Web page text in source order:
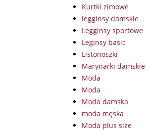
Kurtki zimowe
legginsy damskie
Legginsy sportowe
Leginsy basic
Listonoszki
Marynarki damskie
Moda
Moda
Moda damska
moda męska
Moda plus size